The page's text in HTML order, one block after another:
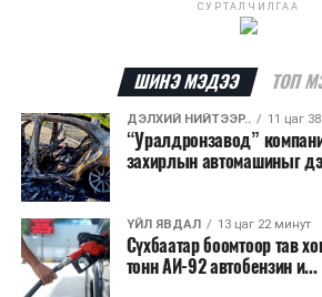
тусгагдсан талаар мэдээлжээ.
сууринд хүрээгүй байна.
Ормузын хоолой дахин
тосны нийлүүлэлт хэвийн болж,
зээлд үүсээд буй дарамт
шинжээчид үзэж байна. Гэвч бүс
байдлын нөхцөл байдал
хэлэлцээр эцэслэн батлагдах
байдал үргэлжилсээр байгаа юм.
СУРТАЛЧИЛГАА
ШИНЭ МЭДЭЭ ТОП
ДЭЛХИЙ НИЙТЭЭР.. 11 цаг
“Уралдронзавод”
захирлын автомашиныг
ҮЙЛ ЯВДАЛ 13 цаг 22 минут
Сүхбаатар боомтоор тав
тонн АИ-92 автобензин и...